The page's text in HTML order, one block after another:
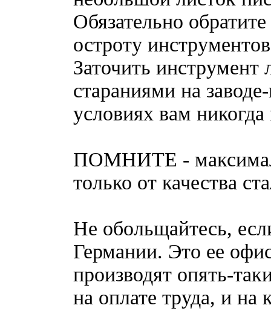
Обязательно
остроту
Заточить
стараниями на
условиях вам никогда
ПОМНИТЕ -
только от качества
Не обольщайтесь,
Германии. Это ее
производят опять-
на оплате труда, и на